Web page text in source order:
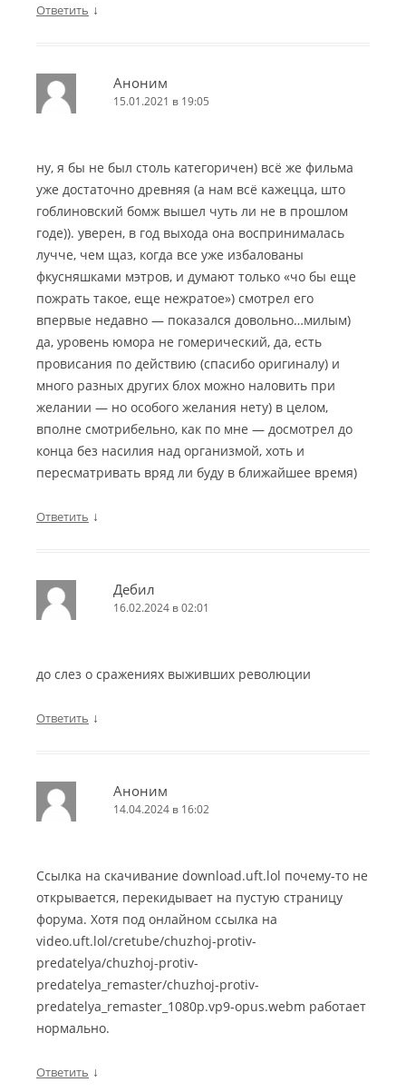
Ответить ↓
Аноним
15.01.2021 в 19:05
ну, я бы не был столь категоричен) всё же фильма
уже достаточно древняя (а нам всё кажецца, што
гоблиновский бомж вышел чуть ли не в прошлом
годе)). уверен, в год выхода она воспринималась
лучче, чем щаз, когда все уже избалованы
фкусняшками мэтров, и думают только «чо бы еще
пожрать такое, еще нежратое») смотрел его
впервые недавно — показался довольно…милым)
да, уровень юмора не гомерический, да, есть
провисания по действию (спасибо оригиналу) и
много разных других блох можно наловить при
желании — но особого желания нету) в целом,
вполне смотрибельно, как по мне — досмотрел до
конца без насилия над организмой, хоть и
пересматривать вряд ли буду в ближайшее время)
Ответить ↓
Дебил
16.02.2024 в 02:01
до слез о сражениях выживших революции
Ответить ↓
Аноним
14.04.2024 в 16:02
Ссылка на скачивание download.uft.lol почему-то не
открывается, перекидывает на пустую страницу
форума. Хотя под онлайном ссылка на
video.uft.lol/cretube/chuzhoj-protiv-
predatelya/chuzhoj-protiv-
predatelya_remaster/chuzhoj-protiv-
predatelya_remaster_1080p.vp9-opus.webm работает
нормально.
Ответить ↓